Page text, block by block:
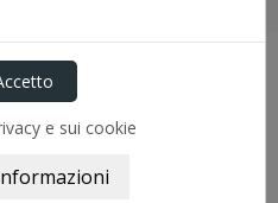
e sui cookie